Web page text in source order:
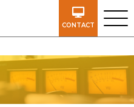
CONTACT